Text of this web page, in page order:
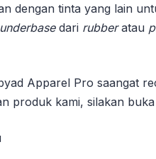
dengan tinta yang lain
underbasedari rubberatau
Apparel Pro saangat
produk kami, silakan